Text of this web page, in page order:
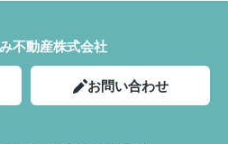
不動産株式会社
お問い合わせ